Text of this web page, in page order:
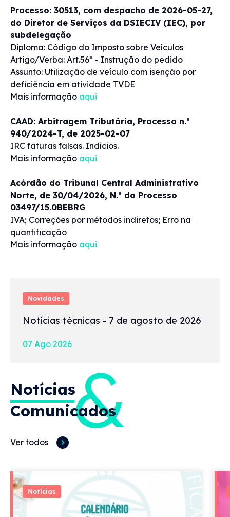
Novidades
Notícias técnicas - 7 de agosto de 2026
07 Ago 2026
Processo: 30513, com despacho de 2026-05-27,
do Diretor de Serviços da DSIECIV (IEC), por
subdelegação
Diploma: Código do Imposto sobre Veículos
Artigo/Verba: Art.56º - Instrução do pedido
Assunto: Utilização de veículo com isenção por
deficiência em atividade TVDE
Mais informação aqui
CAAD: Arbitragem Tributária, Processo n.º
940/2024-T, de 2025-02-07
IRC faturas falsas. Indícios.
Mais informação aqui
Acórdão do Tribunal Central Administrativo
Norte, de 30/04/2026, N.º do Processo
03497/15.0BEBRG
IVA; Correções por métodos indiretos; Erro na
quantificação
Mais informação aqui
Notícias&
Comunicados
Ver todos
Notícias